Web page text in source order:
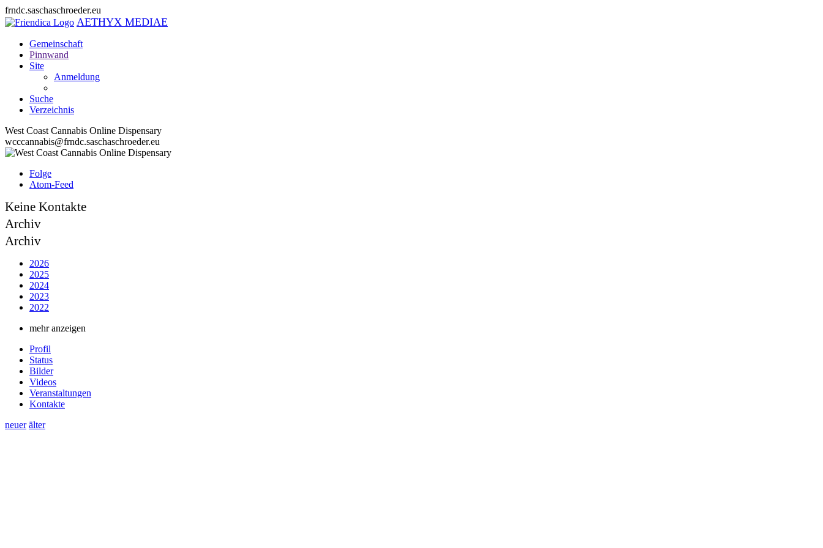
frndc.saschaschroeder.eu
AETHYX MEDIAE
Gemeinschaft
Pinnwand
Site
Anmeldung
Suche
Verzeichnis
West Coast Cannabis Online Dispensary
wcccannabis@frndc.saschaschroeder.eu
Folge
Atom-Feed
Keine Kontakte
Archiv
Archiv
2026
2025
2024
2023
2022
mehr anzeigen
Profil
Status
Bilder
Videos
Veranstaltungen
Kontakte
neuer älter